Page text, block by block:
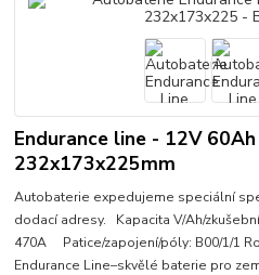
Endurance line - 12V
232x173x225mm
Autobaterie expedujeme speciální
dodací adresy. Kapacita V/Ah/
470A Patice/zapojení/póly: B00/1/1
Endurance Line–skvělé baterie pro